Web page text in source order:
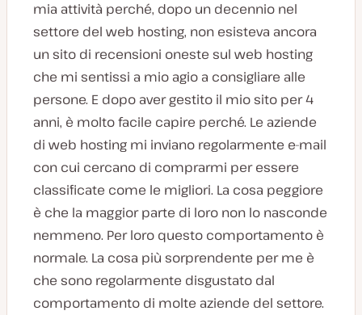
mia attività perché, dopo un decennio nel
settore del web hosting, non esisteva ancora
un sito di recensioni oneste sul web hosting
che mi sentissi a mio agio a consigliare alle
persone. E dopo aver gestito il mio sito per 4
anni, è molto facile capire perché. Le aziende
di web hosting mi inviano regolarmente e-mail
con cui cercano di comprarmi per essere
classificate come le migliori. La cosa peggiore
è che la maggior parte di loro non lo nasconde
nemmeno. Per loro questo comportamento è
normale. La cosa più sorprendente per me è
che sono regolarmente disgustato dal
comportamento di molte aziende del settore.